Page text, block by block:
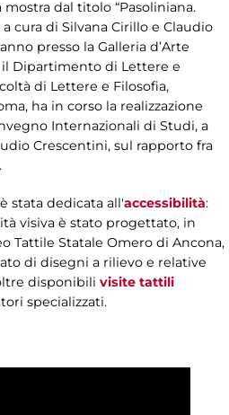
dal titolo “Pasoliniana.
cura di Silvana Cirillo e Claudio
presso la Galleria d’Arte
Dipartimento di Lettere e
di Lettere e Filosofia,
ha in corso la realizzazione
Internazionali di Studi, a
Crescentini, sul rapporto fra
stata dedicata all'accessibilità:
visiva è stato progettato, in
Tattile Statale Omero di Ancona,
di disegni a rilievo e relative
disponibili visite tattili
specializzati.